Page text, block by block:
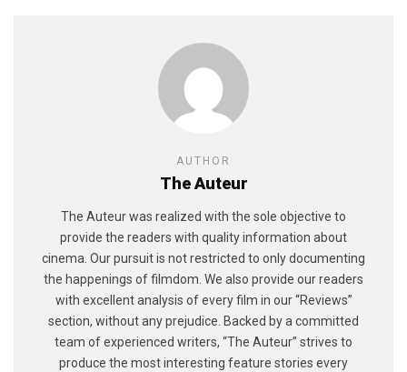
AUTHOR
The Auteur
The Auteur was realized with the sole objective to
provide the readers with quality information about
cinema. Our pursuit is not restricted to only documenting
the happenings of filmdom. We also provide our readers
with excellent analysis of every film in our “Reviews”
section, without any prejudice. Backed by a committed
team of experienced writers, “The Auteur” strives to
produce the most interesting feature stories every